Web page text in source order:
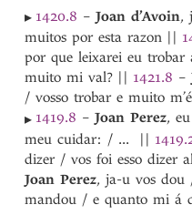
Joana1
Joana 2
Joan Airas
Joan Aranha
Joan Baveca
Joan Bolo
Joan Coelheiro
Joan Coelho
Joan Cõello
Joan d’Ambia
Joan d’Avoin
▸ 1420.8 –Joan d’Avoin,
muitos por esta razon ||
por que leixarei eu trobar
muito mi val? || 1421.8 –
/ vosso trobar e muito
▸ 1419.8 –Joan Perez,
meu cuidar: / ...
||
dizer / vos foi esso dizer
Joan Perez, ja-u vos dou
mandou / e quanto mi á